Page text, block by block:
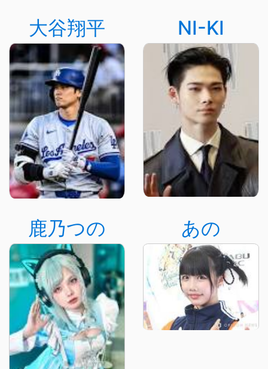
大谷翔平 NI-KI
鹿乃つの あの